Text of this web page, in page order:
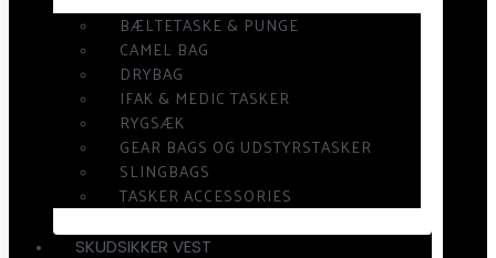
BÆLTETASKE & PUNGE
CAMEL BAG
DRYBAG
IFAK & MEDIC TASKER
RYGSÆK
GEAR BAGS OG UDSTYRSTASKER
SLINGBAGS
TASKER ACCESSORIES
SKUDSIKKER VEST